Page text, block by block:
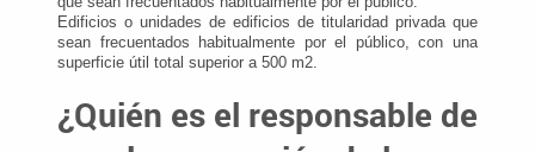
Edificios o unidades de edificios de titularidad privada que
sean frecuentados habitualmente por el público, con una
superficie útil total superior a 500 m2.
¿Quién es el responsable de